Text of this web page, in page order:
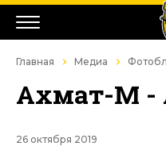
Главная Медиа
Ахмат-М -
26 октября 2019